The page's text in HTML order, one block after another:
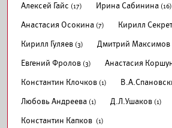
Алексей Гайс (17) Ирина Сабинина (16)
Анастасия Осокина (7) Кирилл
Кирилл Гуляев (3) Дмитрий Максимов
Евгений Фролов (3) Анастасия
Константин Клочков (1)
Любовь Андреева (1) Д.Л.Ушаков (1)
Константин Капков (1)